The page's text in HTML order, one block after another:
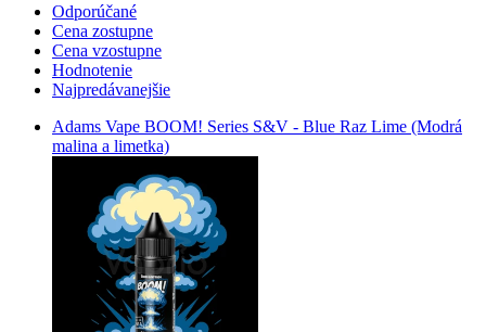
Odporúčané
Cena zostupne
Cena vzostupne
Hodnotenie
Najpredávanejšie
Adams Vape BOOM! Series S&V - Blue Raz Lime (Modrá
malina a limetka)